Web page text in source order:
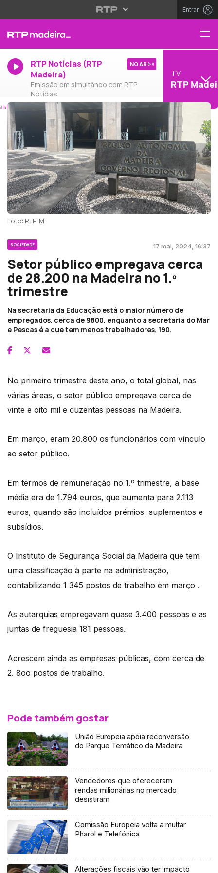
Entrar
RTP Notícias (RTP
Madeira)
Emissão em simultâneo com RTP
Notícias
NO AR
TV
RTP
Foto: RTP-M
SOCIEDADE 17 mai, 2024, 16:37
Setor público empregava cerca
de 28.200 na Madeira no 1.º
trimestre
Na secretaria da Educação está o maior número de
empregados, cerca de 9800, enquanto a secretaria do Mar
e Pescas é a que tem menos trabalhadores, 190.
No primeiro trimestre deste ano, o total global, nas
várias áreas, o setor público empregava cerca de
vinte e oito mil e duzentas pessoas na Madeira.
Em março, eram 20.800 os funcionários com vínculo
ao setor público.
Em termos de remuneração no 1.º trimestre, a base
média era de 1.794 euros, que aumenta para 2.113
euros, quando são incluídos prémios, suplementos e
subsídios.
O Instituto de Segurança Social da Madeira que tem
uma classificação à parte na administração,
contabilizando 1 345 postos de trabalho em março .
As autarquias empregavam quase 3.400 pessoas e as
juntas de freguesia 181 pessoas.
Acrescem ainda as empresas públicas, com cerca de
2. 8oo postos de trabalho.
Pode também gostar
União Europeia apoia reconversão
do Parque Temático da Madeira
Vendedores que ofereceram
rendas milionárias no mercado
desistiram
Comissão Europeia volta a multar
Pharol e Telefónica
Alterações fiscais vão ter impacto